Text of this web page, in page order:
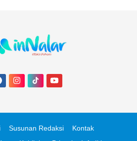
Susunan Redaksi
Kontak